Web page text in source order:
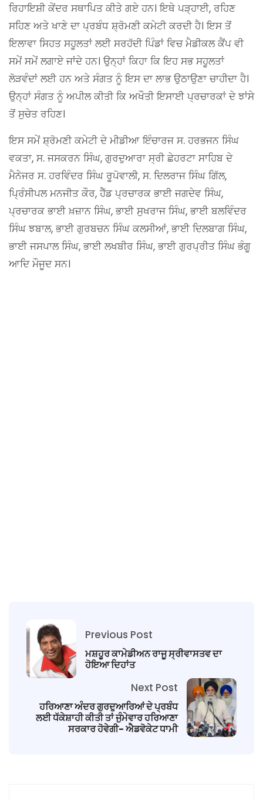
ਰਿਹਾਇਸ਼ੀ ਕੇਂਦਰ ਸਥਾਪਿਤ ਕੀਤੇ ਗਏ ਹਨ। ਇਥੇ ਪੜ੍ਹਾਈ, ਰਹਿਣ
ਸਹਿਣ ਅਤੇ ਖਾਣੇ ਦਾ ਪ੍ਰਬੰਧ ਸ਼੍ਰੋਮਣੀ ਕਮੇਟੀ ਕਰਦੀ ਹੈ। ਇਸ ਤੋਂ
ਇਲਾਵਾ ਸਿਹਤ ਸਹੂਲਤਾਂ ਲਈ ਸਰਹੱਦੀ ਪਿੰਡਾਂ ਵਿਚ ਮੈਡੀਕਲ ਕੈਂਪ ਵੀ
ਸਮੇਂ ਸਮੇਂ ਲਗਾਏ ਜਾਂਦੇ ਹਨ। ਉਨ੍ਹਾਂ ਕਿਹਾ ਕਿ ਇਹ ਸਭ ਸਹੂਲਤਾਂ
ਲੋੜਵੰਦਾਂ ਲਈ ਹਨ ਅਤੇ ਸੰਗਤ ਨੂੰ ਇਸ ਦਾ ਲਾਭ ਉਠਾਉਣਾ ਚਾਹੀਦਾ ਹੈ।
ਉਨ੍ਹਾਂ ਸੰਗਤ ਨੂੰ ਅਪੀਲ ਕੀਤੀ ਕਿ ਅਖੌਤੀ ਇਸਾਈ ਪ੍ਰਚਾਰਕਾਂ ਦੇ ਝਾਂਸੇ
ਤੋਂ ਸੁਚੇਤ ਰਹਿਣ।
ਇਸ ਸਮੇਂ ਸ਼੍ਰੋਮਣੀ ਕਮੇਟੀ ਦੇ ਮੀਡੀਆ ਇੰਚਾਰਜ ਸ. ਹਰਭਜਨ ਸਿੰਘ
ਵਕਤਾ, ਸ. ਜਸਕਰਨ ਸਿੰਘ, ਗੁਰਦੁਆਰਾ ਸ੍ਰੀ ਛੇਹਰਟਾ ਸਾਹਿਬ ਦੇ
ਮੈਨੇਜਰ ਸ. ਹਰਵਿੰਦਰ ਸਿੰਘ ਰੂਪੋਵਾਲੀ, ਸ. ਦਿਲਰਾਜ ਸਿੰਘ ਗਿੱਲ,
ਪ੍ਰਿੰਸੀਪਲ ਮਨਜੀਤ ਕੌਰ, ਹੈੱਡ ਪ੍ਰਚਾਰਕ ਭਾਈ ਜਗਦੇਵ ਸਿੰਘ,
ਪ੍ਰਚਾਰਕ ਭਾਈ ਖ਼ਜ਼ਾਨ ਸਿੰਘ, ਭਾਈ ਸੁਖਰਾਜ ਸਿੰਘ, ਭਾਈ ਬਲਵਿੰਦਰ
ਸਿੰਘ ਝਬਾਲ, ਭਾਈ ਗੁਰਬਚਨ ਸਿੰਘ ਕਲਸੀਆਂ, ਭਾਈ ਦਿਲਬਾਗ ਸਿੰਘ,
ਭਾਈ ਜਸਪਾਲ ਸਿੰਘ, ਭਾਈ ਲਖਬੀਰ ਸਿੰਘ, ਭਾਈ ਗੁਰਪ੍ਰੀਤ ਸਿੰਘ ਭੰਗੂ
ਆਦਿ ਮੌਜੂਦ ਸਨ।
Previous Post
ਮਸ਼ਹੂਰ ਕਾਮੇਡੀਅਨ ਰਾਜੂ ਸ੍ਰੀਵਾਸਤਵ ਦਾ
ਹੋਇਆ ਦਿਹਾਂਤ
Next Post
ਹਰਿਆਣਾ ਅੰਦਰ ਗੁਰਦੁਆਰਿਆਂ ਦੇ ਪ੍ਰਬੰਧ
ਲਈ ਧੱਕੇਸ਼ਾਹੀ ਕੀਤੀ ਤਾਂ ਜੁੰਮੇਵਾਰ ਹਰਿਆਣਾ
ਸਰਕਾਰ ਹੋਵੇਗੀ- ਐਡਵੋਕੇਟ ਧਾਮੀ